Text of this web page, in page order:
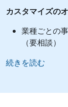
カスタマイズの
業種ごとの
（要相談）
続きを読む